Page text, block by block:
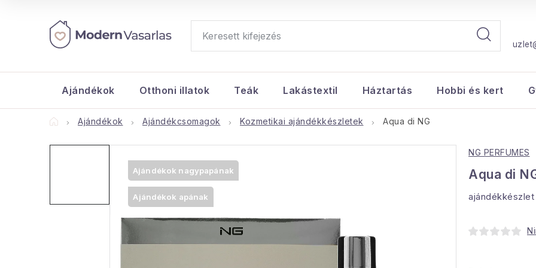
tartalomhoz
Ajándékok Otthoni illatok Teák Lakástextil Háztartás Hobbi és kert
KezdőlapAjándékok Ajándékcsomagok Kozmetikai ajándékkészletek Aqua di NG
NG PERFUMES
Aqua di
Ajándékok nagypapának
Ajándékok apának